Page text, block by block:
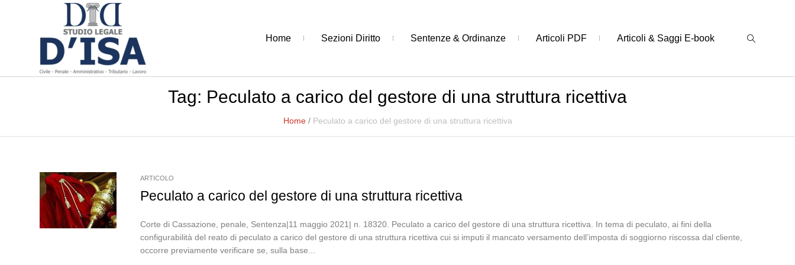
Home Sezioni Diritto Sentenze & Ordinanze Articoli PDF Articoli & Saggi E-book
Tag: Peculato a carico del gestore di una struttura ricettiva
Home / Peculato a carico del gestore di una struttura ricettiva
ARTICOLO
Peculato a carico del gestore di una struttura ricettiva
Corte di Cassazione, penale, Sentenza|11 maggio 2021| n. 18320. Peculato a carico del gestore di una struttura ricettiva. In tema di peculato, ai fini della
configurabilità del reato di peculato a carico del gestore di una struttura ricettiva cui si imputi il mancato versamento dell’imposta di soggiorno riscossa dal cliente,
occorre previamente verificare se, sulla base...